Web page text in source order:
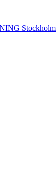
Stockholm